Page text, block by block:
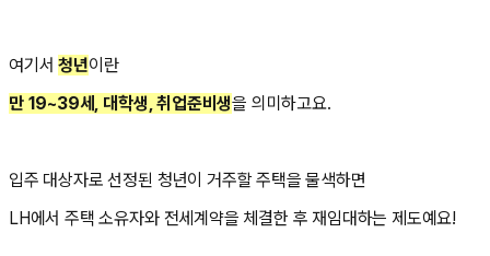
여기서청년이란
만 19~39세, 대학생, 취업준비생을 의미하고요.
입주 대상자로 선정된 청년이 거주할 주택을 물색하면
LH에서 주택 소유자와 전세계약을 체결한 후 재임대하는 제도예요!